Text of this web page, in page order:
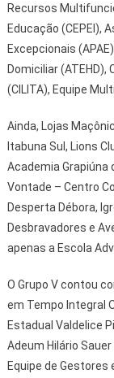
Recursos
Educação (CEPEI),
Excepcionais
Domiciliar
(CILITA), Equipe
Ainda, Lojas
Itabuna Sul, Lions
Academia Grapiúna
Vontade – Centro
Desperta Débora,
Desbravadores e
apenas a Escola
O Grupo V contou
em Tempo Integral
Estadual Valdelice
Adeum Hilário
Equipe de Gestores